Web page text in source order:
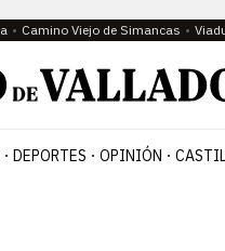
Camino Viejo de Simancas
DEPORTES OPINIÓN